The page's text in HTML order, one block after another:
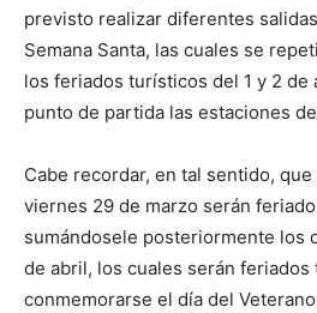
previsto realizar diferentes
Semana Santa, las cuales se
los feriados turísticos del 1 y 2 de
punto de partida las estaciones
Cabe recordar, en tal sentido,
viernes 29 de marzo serán
sumándosele posteriormente los
de abril, los cuales serán feriados
conmemorarse el día del